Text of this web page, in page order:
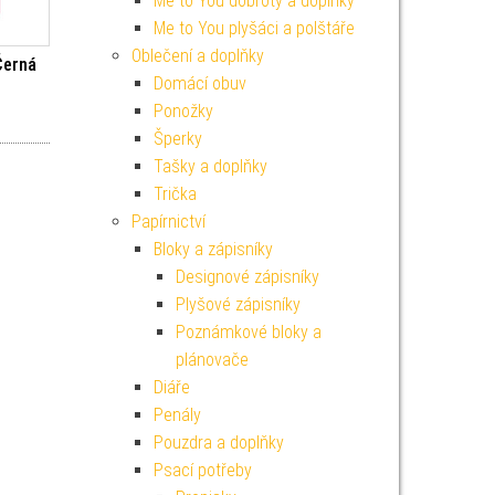
cena byla: 169 Kč.
Aktuální cena je: 152 Kč.
Me to You plyšáci a polštáře
Oblečení a doplňky
Domácí obuv
Ponožky
Šperky
Tašky a doplňky
Trička
Papírnictví
Bloky a zápisníky
Designové zápisníky
Plyšové zápisníky
Poznámkové bloky a
plánovače
Diáře
Penály
Pouzdra a doplňky
Psací potřeby